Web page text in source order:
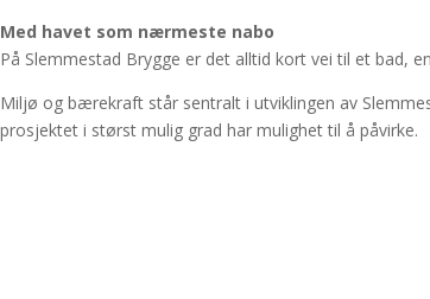
Med havet som nærmeste nabo
På Slemmestad Brygge er det alltid kort vei til et bad,
Miljø og bærekraft står sentralt i utviklingen av
prosjektet i størst mulig grad har mulighet til å påvirke.